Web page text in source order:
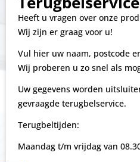
Heeft u vragen over onze
Wij zijn er graag voor u!
Vul hier uw naam, postcode
Wij proberen u zo snel als
Uw gegevens worden
gevraagde terugbelservice.
Terugbeltijden:
Maandag t/m vrijdag van